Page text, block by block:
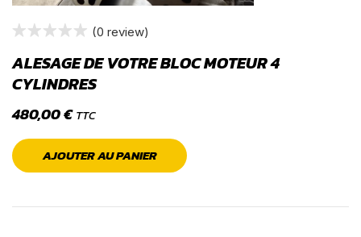
(0 review)
ALESAGE DE VOTRE BLOC MOTEUR 4
CYLINDRES
480,00€ TTC
AJOUTER AU PANIER